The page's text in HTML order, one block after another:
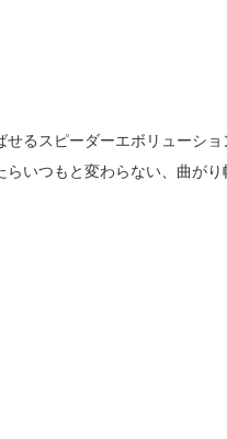
るスピーダーエボリューショ
いつもと変わらない、曲が